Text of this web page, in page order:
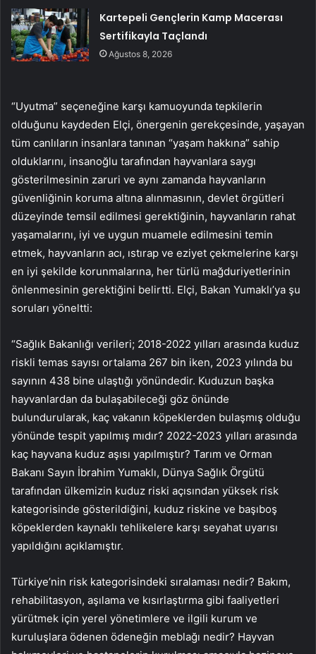
Kartepeli Gençlerin Kamp Macerası
Sertifikayla Taçlandı
Ağustos 8, 2026
“Uyutma” seçeneğine karşı kamuoyunda tepkilerin
olduğunu kaydeden Elçi, önergenin gerekçesinde, yaşayan
tüm canlıların insanlara tanınan “yaşam hakkına” sahip
olduklarını, insanoğlu tarafından hayvanlara saygı
gösterilmesinin zaruri ve aynı zamanda hayvanların
güvenliğinin koruma altına alınmasının, devlet örgütleri
düzeyinde temsil edilmesi gerektiğinin, hayvanların rahat
yaşamalarını, iyi ve uygun muamele edilmesini temin
etmek, hayvanların acı, ıstırap ve eziyet çekmelerine karşı
en iyi şekilde korunmalarına, her türlü mağduriyetlerinin
önlenmesinin gerektiğini belirtti. Elçi, Bakan Yumaklı’ya şu
soruları yöneltti:
“Sağlık Bakanlığı verileri; 2018-2022 yılları arasında kuduz
riskli temas sayısı ortalama 267 bin iken, 2023 yılında bu
sayının 438 bine ulaştığı yönündedir. Kuduzun başka
hayvanlardan da bulaşabileceği göz önünde
bulundurularak, kaç vakanın köpeklerden bulaşmış olduğu
yönünde tespit yapılmış mıdır? 2022-2023 yılları arasında
kaç hayvana kuduz aşısı yapılmıştır? Tarım ve Orman
Bakanı Sayın İbrahim Yumaklı, Dünya Sağlık Örgütü
tarafından ülkemizin kuduz riski açısından yüksek risk
kategorisinde gösterildiğini, kuduz riskine ve başıboş
köpeklerden kaynaklı tehlikelere karşı seyahat uyarısı
yapıldığını açıklamıştır.
Türkiye’nin risk kategorisindeki sıralaması nedir? Bakım,
rehabilitasyon, aşılama ve kısırlaştırma gibi faaliyetleri
yürütmek için yerel yönetimlere ve ilgili kurum ve
kuruluşlara ödenen ödeneğin meblağı nedir? Hayvan